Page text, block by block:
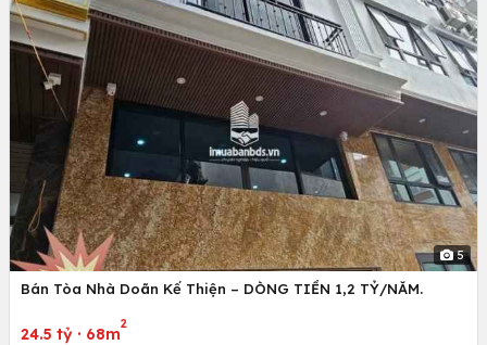
5
Bán Tòa Nhà Doãn Kế Thiện – DÒNG TIỀN 1,2 TỶ/NĂM.
24.5 tỷ · 68m
2